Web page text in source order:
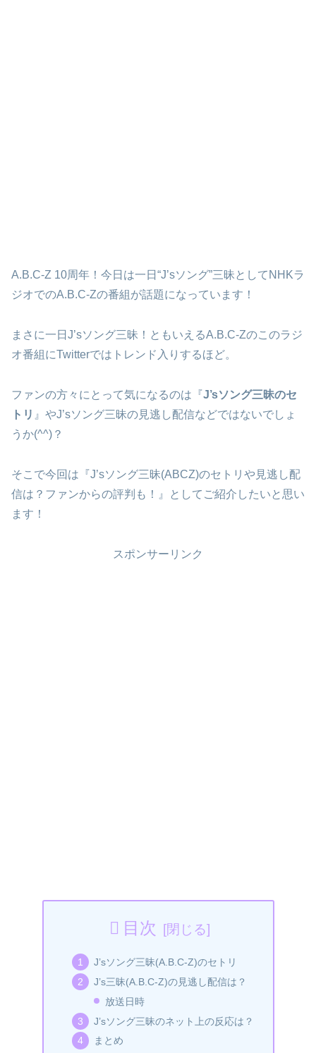
A.B.C-Z 10周年！今日は一日“J’sソング”三昧としてNHKラ
ジオでのA.B.C-Zの番組が話題になっています！
まさに一日J’sソング三昧！ともいえるA.B.C-Zのこのラジ
オ番組にTwitterではトレンド入りするほど。
ファンの方々にとって気になるのは『J’sソング三昧のセ
トリ 』やJ’sソング三昧の見逃し配信などではないでしょ
うか(^^)？
そこで今回は『J’sソング三昧(ABCZ)のセトリや見逃し配
信は？ファンからの評判も！』としてご紹介したいと思い
ます！
スポンサーリンク
目次
J’sソング三昧(A.B.C-Z)のセトリ
J’s三昧(A.B.C-Z)の見逃し配信は？
放送日時
J’sソング三昧のネット上の反応は？
まとめ